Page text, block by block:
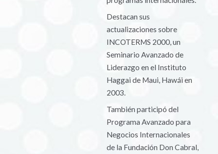
Destacan sus
actualizaciones sobre
INCOTERMS 2000, un
Seminario Avanzado de
Liderazgo en el Instituto
Haggai de Maui, Hawái en
2003.
También participó del
Programa Avanzado para
Negocios Internacionales
de la Fundación Don Cabral,